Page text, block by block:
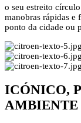
o seu estreito
manobras rápidas e
ponto da cidade ou
ICÓNICO,
AMBIENTE